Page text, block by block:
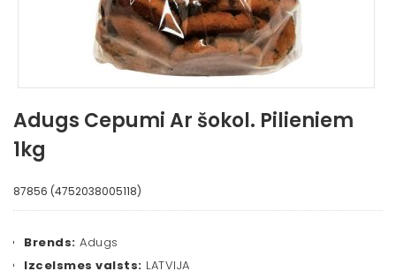
Adugs Cepumi Ar šokol. Pilieniem
1kg
87856 (4752038005118)
Brends: Adugs
Izcelsmes valsts: LATVIJA